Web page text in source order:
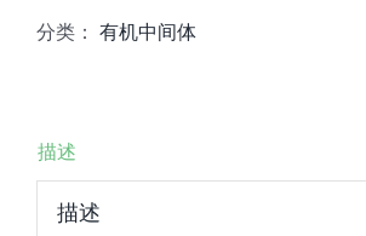
分类： 有机中间体
描述
描述